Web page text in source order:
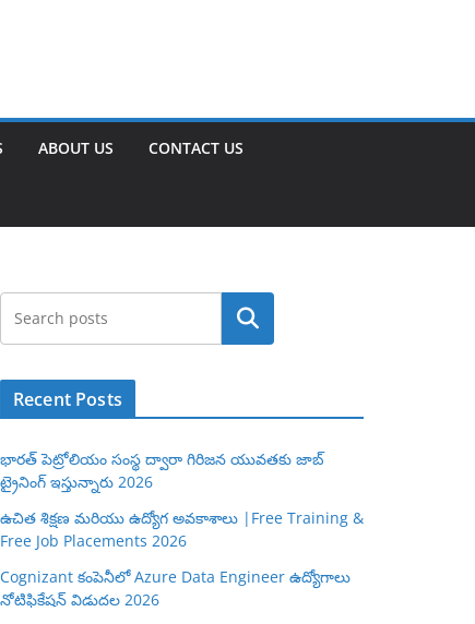
ABOUT US CONTACT US
Search
Recent Posts
భారత్ పెట్రోలియం సంస్థ ద్వారా గిరిజన యువతకు జాబ్
ట్రైనింగ్ ఇస్తున్నారు 2026
ఉచిత శిక్షణ మరియు ఉద్యోగ అవకాశాలు |Free Training &
Free Job Placements 2026
Cognizant కంపెనీలో Azure Data Engineer ఉద్యోగాలు
నోటిఫికేషన్ విడుదల 2026